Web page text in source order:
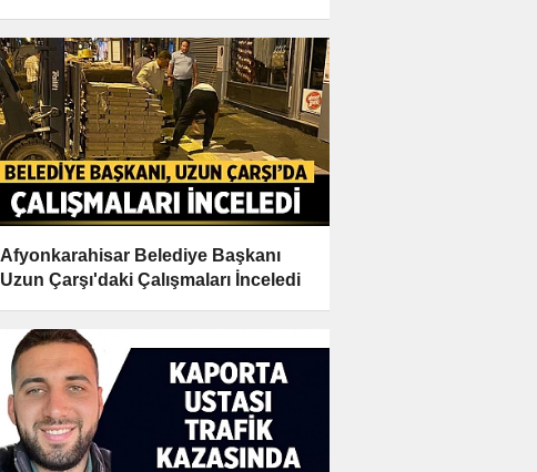
Afyonkarahisar Belediye Başkanı
Uzun Çarşı'daki Çalışmaları İnceledi